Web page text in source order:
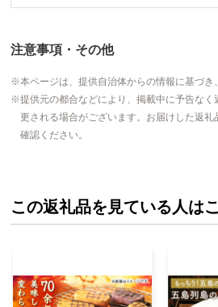
注意事項・その他
本ページは、提供自治体からの情報に基づき
提供元の都合などにより、掲載中に予告な
更される場合がございます。お届けした返
確認ください。
この返礼品を見ている人は